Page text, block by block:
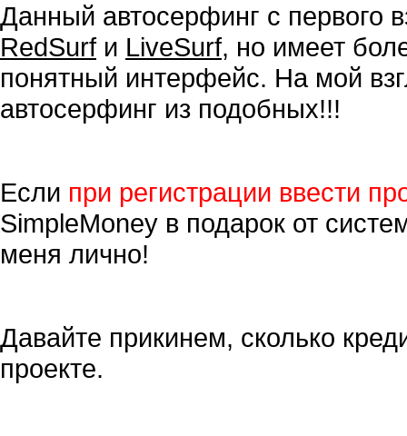
Данный автосерфинг с первого
RedSurfи LiveSurf, но имеет
понятный интерфейс. На мой
автосерфинг из подобных!!!
Если при регистрации ввести
SimpleMoney в подарок от
меня лично!
Давайте прикинем, сколько
проекте.